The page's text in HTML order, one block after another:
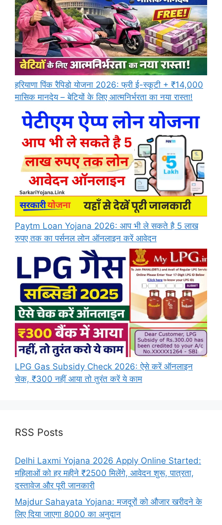
हरियाणा पिंक रैपिडो योजना 2026: फ्री ई-स्कूटी + ₹14,000
मासिक मानदेय – बेटियों के लिए आत्मनिर्भरता का नया रास्ता!
Paytm Loan Yojana 2026: आप भी ले सकते है 5 लाख
रुपए तक का पर्सनल लोन ऑनलाइन करें आवेदन
LPG Gas Subsidy Check 2026: ऐसे करें ऑनलाइन
चेक, ₹300 नहीं आया तो तुरंत करें ये काम
RSS Posts
Delhi Laxmi Yojana 2026 Apply Online Started:
महिलाओं को हर महीने ₹2500 मिलेंगे, आवेदन शुरू, पात्रता,
दस्तावेज और पूरी जानकारी
Majdur Sahayata Yojana: मजदूरों को औजार खरीदने के
लिए दिया जाएगा 8000 का अनुदान